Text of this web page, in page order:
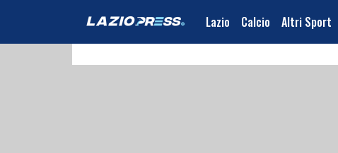
Lazio Calcio Altri Sport